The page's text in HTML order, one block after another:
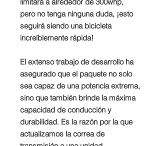
pero no tenga ninguna duda, ¡esto
seguirá siendo una bicicleta
increíblemente rápida!
El extenso trabajo de desarrollo ha
asegurado que el paquete no solo
sea capaz de una potencia extrema,
sino que también brinde la máxima
capacidad de conducción y
durabilidad. Es la razón por la que
actualizamos la correa de